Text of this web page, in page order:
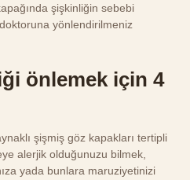
şişkinliğin sebebi
yönlendirilmeniz
önlemek için 4
şişmiş göz kapakları tertipli
alerjik olduğunuzu bilmek,
yada bunlara maruziyetinizi